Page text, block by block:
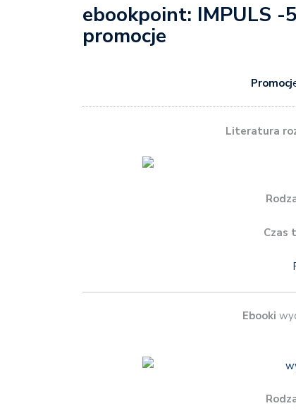
ebookpoint: IMPULS
promocje
Promocj
Literatura
Czas
Ebooki